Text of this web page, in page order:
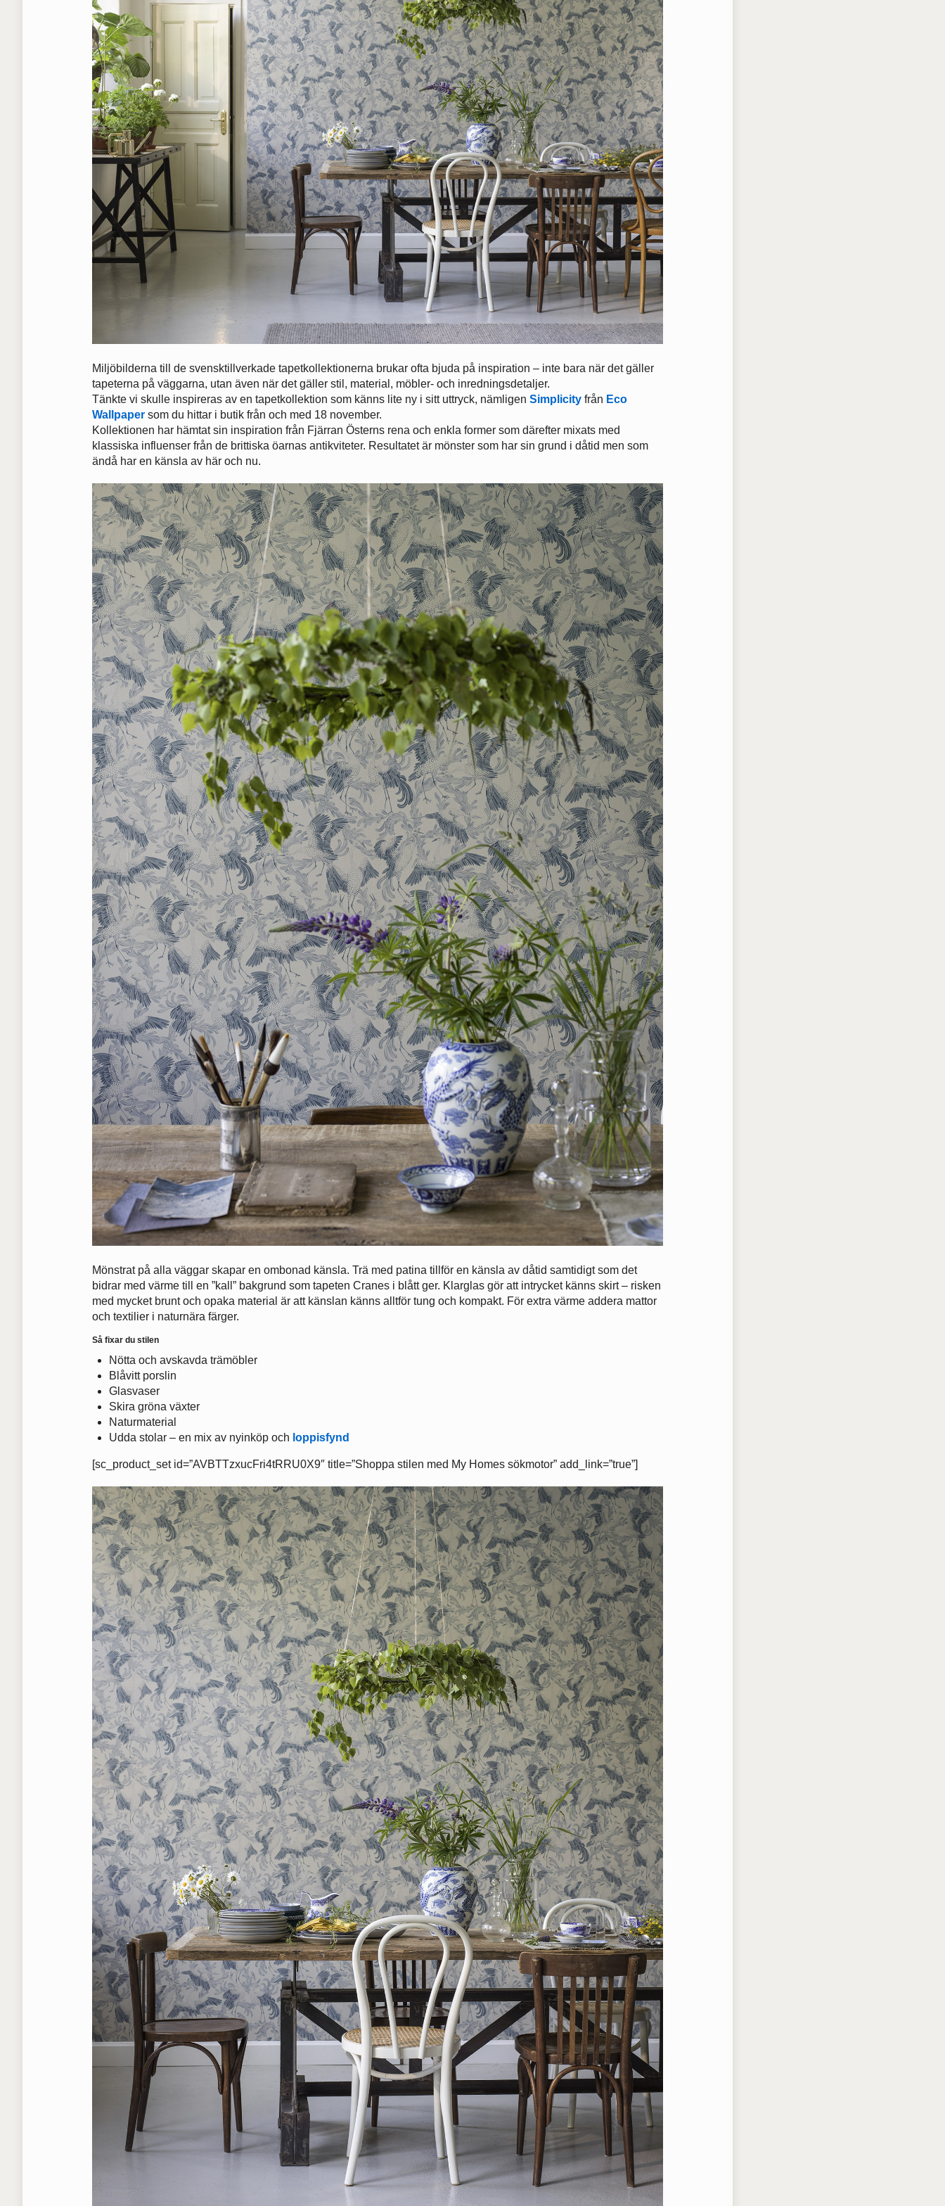
Miljöbilderna till de svensktillverkade tapetkollektionerna brukar ofta bjuda på inspiration – inte bara när det gäller
tapeterna på väggarna, utan även när det gäller stil, material, möbler- och inredningsdetaljer.
Tänkte vi skulle inspireras av en tapetkollektion som känns lite ny i sitt uttryck, nämligenSimplicity från Eco
Wallpaper som du hittar i butik från och med 18 november.
Kollektionen har hämtat sin inspiration från Fjärran Österns rena och enkla former som därefter mixats med
klassiska influenser från de brittiska öarnas antikviteter. Resultatet är mönster som har sin grund i dåtid men som
ändå har en känsla av här och nu.
Mönstrat på alla väggar skapar en ombonad känsla. Trä med patina tillför en känsla av dåtid samtidigt som det
bidrar med värme till en ”kall” bakgrund som tapeten Cranes i blått ger. Klarglas gör att intrycket känns skirt – risken
med mycket brunt och opaka material är att känslan känns alltför tung och kompakt. För extra värme addera mattor
och textilier i naturnära färger.
Så fixar du stilen
Nötta och avskavda trämöbler
Blåvitt porslin
Glasvaser
Skira gröna växter
Naturmaterial
Udda stolar – en mix av nyinköp och loppisfynd
[sc_product_set id=”AVBTTzxucFri4tRRU0X9″ title=”Shoppa stilen med My Homes sökmotor” add_link=”true”]